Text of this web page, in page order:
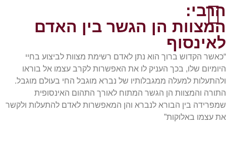
הרבי:
המצוות הן הגשר בין האדם
לאינסוף
“כאשר הקדוש ברוך הוא נתן לאדם רשימת מצוות לביצוע בחיי
היומיום שלו, בכך העניק לו את האפשרות לקרב עצמו אל בוראו
ולהתעלות למעלה ממגבלותיו של נברא מוגבל החי בעולם מוגבל.
התורה והמצוות הן הגשר המתוח לאורך התהום האינסופית
שמפרידה בין הבורא לנברא והן המאפשרות לאדם להתעלות ולקשר
את עצמו באלוקות”